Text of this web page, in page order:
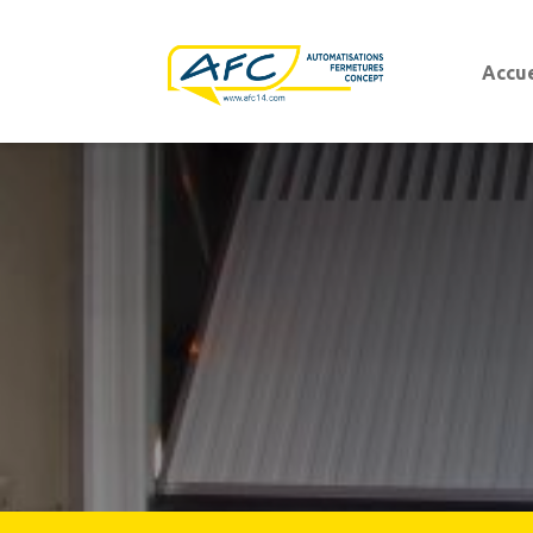
Portes d'entrées aluminium
Porte de garage
Portails authentiques